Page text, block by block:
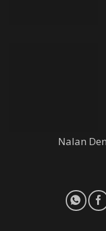
Nalan